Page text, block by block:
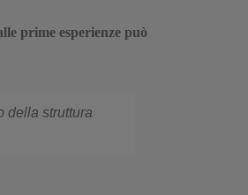
prime esperienze può
della struttura